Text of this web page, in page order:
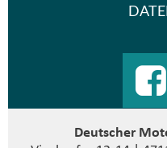
Deutscher